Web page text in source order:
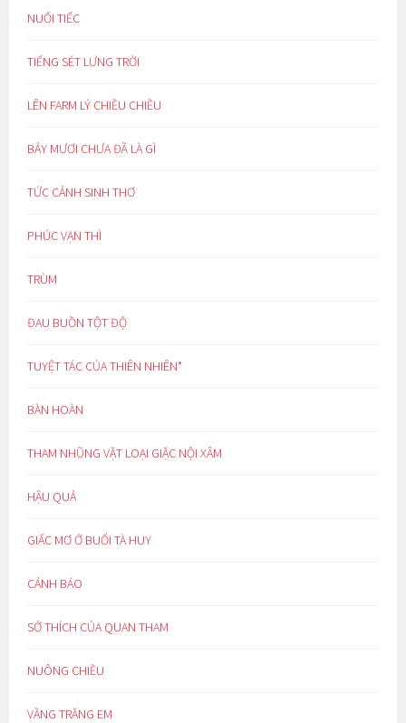
NUỐI TIẾC
TIẾNG SÉT LƯNG TRỜI
LÊN FARM LÝ CHIỀU CHIỀU
BẢY MƯƠI CHƯA ĐÃ LÀ GÌ
TỨC CẢNH SINH THƠ
PHÚC VẠN THÌ
TRÙM
ĐAU BUỒN TỘT ĐỘ
TUYỆT TÁC CỦA THIÊN NHIÊN*
BÀN HOÀN
THAM NHŨNG VẶT LOẠI GIẶC NỘI XÂM
HẬU QUẢ
GIẤC MƠ Ở BUỔI TÀ HUY
CẢNH BÁO
SỞ THÍCH CỦA QUAN THAM
NUÔNG CHIỀU
VẦNG TRĂNG EM